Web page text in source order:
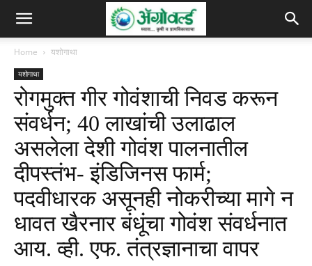
Home यशोगाथा
यशोगाथा
रोगमुक्त गीर गोवंशाची निवड करून
संवर्धन; 40 लाखांची उलाढाल
असलेला देशी गोवंश पालनातील
दीपस्तंभ- इंडिजिनस फार्म;
पदवीधारक असूनही नोकरीच्या मागे न
धावत खैरनार बंधूंचा गोवंश संवर्धनात
आय. व्ही. एफ. तंत्रज्ञानाचा वापर